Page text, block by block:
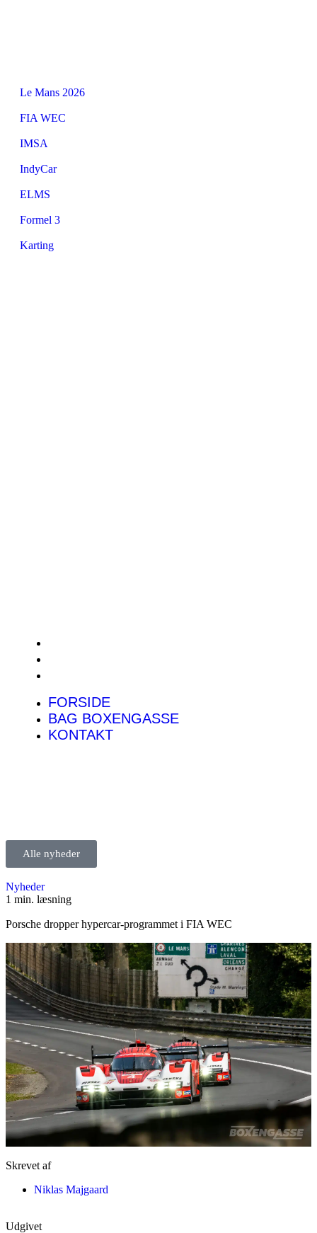
Le Mans 2026
FIA WEC
IMSA
IndyCar
ELMS
Formel 3
Karting
FORSIDE
BAG BOXENGASSE
KONTAKT
Alle nyheder
Nyheder
1 min. læsning
Porsche dropper hypercar-programmet i FIA WEC
Skrevet af
Niklas Majgaard
Udgivet